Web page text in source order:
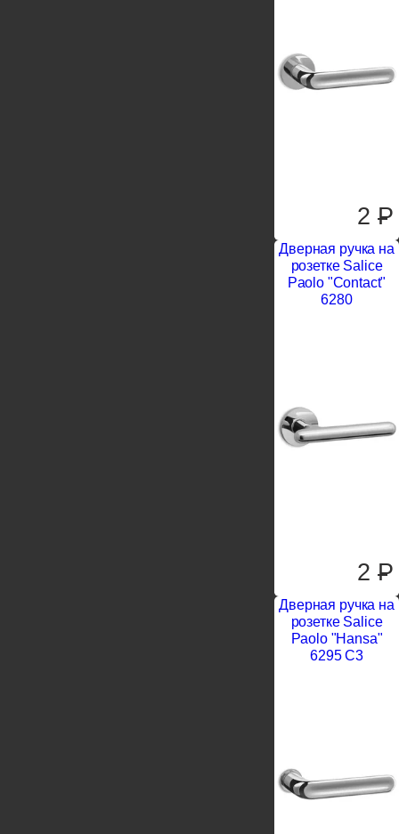
2P
Дверная ручка на
розетке Salice
Paolo "Contact"
6280
2P
Дверная ручка на
розетке Salice
Paolo "Hansa"
6295 C3